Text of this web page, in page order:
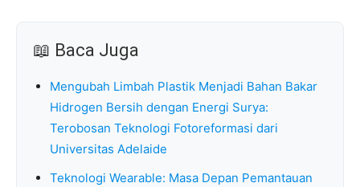
📖 Baca Juga
Mengubah Limbah Plastik Menjadi Bahan Bakar
Hidrogen Bersih dengan Energi Surya:
Terobosan Teknologi Fotoreformasi dari
Universitas Adelaide
Teknologi Wearable: Masa Depan Pemantauan